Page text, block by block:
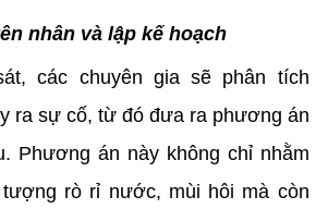
nhân và lập kế hoạch
các chuyên gia sẽ phân tích
ra sự cố, từ đó đưa ra phương án
Phương án này không chỉ nhằm
tượng rò rỉ nước, mùi hôi mà còn